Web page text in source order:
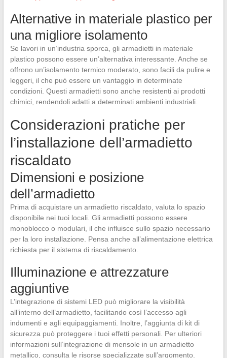
Alternative in materiale plastico per
una migliore isolamento
Se lavori in un’industria sporca, gli armadietti in materiale
plastico possono essere un’alternativa interessante. Anche se
offrono un’isolamento termico moderato, sono facili da pulire e
leggeri, il che può essere un vantaggio in determinate
condizioni. Questi armadietti sono anche resistenti ai prodotti
chimici, rendendoli adatti a determinati ambienti industriali.
Considerazioni pratiche per
l’installazione dell’armadietto
riscaldato
Dimensioni e posizione
dell’armadietto
Prima di acquistare un armadietto riscaldato, valuta lo spazio
disponibile nei tuoi locali. Gli armadietti possono essere
monoblocco o modulari, il che influisce sullo spazio necessario
per la loro installazione. Pensa anche all’alimentazione elettrica
richiesta per il sistema di riscaldamento.
Illuminazione e attrezzature
aggiuntive
L’integrazione di sistemi LED può migliorare la visibilità
all’interno dell’armadietto, facilitando così l’accesso agli
indumenti e agli equipaggiamenti. Inoltre, l’aggiunta di kit di
sicurezza può proteggere i tuoi effetti personali. Per ulteriori
informazioni sull’integrazione di mensole in un armadietto
metallico, consulta le risorse specializzate sull’argomento.